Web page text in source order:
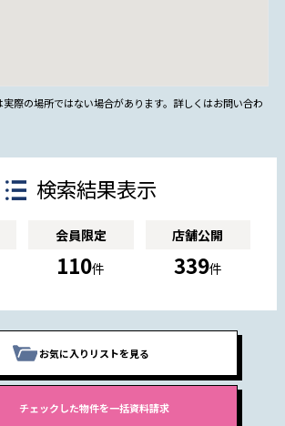
際の場所ではない場合があります。詳しくはお問い合わ
検索結果表示
会員限定
110件
店舗公開
339件
お気に入りリストを見る